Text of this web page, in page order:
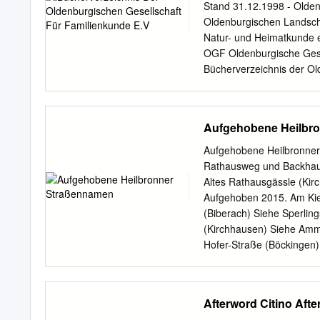
pretty easy. With
research at our disposal,
make the Lace Wars
an add-on module,
Stand 31.12.1998 -
Oldenburgischen
Natur- und Heimatkunde
OGF Oldenburgische
Bücherverzeichnis der
Verfasser- und
Seite 371 Abkürzungen
Stammlistensammlung
ohne Jahr Ausg. =
Beiheft StAO =
Gesellschaft u.d.T. =
Günter Wachtendorf - 2-
Familienkunde e.V.
Aufgehobene
Aufgehobene
Rathausweg und
Altes Rathausgässle
Aufgehoben 2015. Am
(Biberach) Siehe
(Kirchhausen) Siehe
Hofer-Straße
(Heilbronn) Siehe
Afterword Citino